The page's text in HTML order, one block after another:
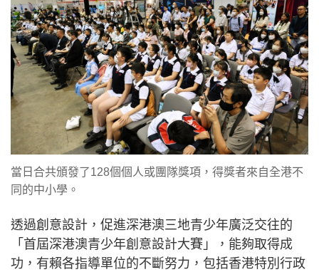
當日合共頒發了128個個人或團隊獎項，得獎者來自全港不
同的中小學。
透過創意設計，促進深港澳三地青少年廣泛交往的
「首屆深港澳青少年創意設計大賽」，能夠取得成
功，有賴各指導單位的不斷努力，包括香港特別行政